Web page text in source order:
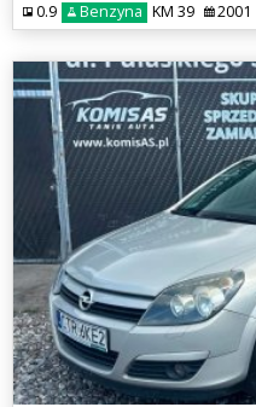
0.9 Benzyna KM 39 2001